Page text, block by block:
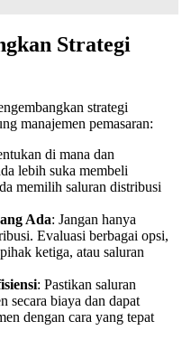
Strategi
strategi
manajemen pemasaran:
di mana dan
lebih suka membeli
memilih saluran distribusi
Ada: Jangan hanya
Evaluasi berbagai opsi,
ketiga, atau saluran
: Pastikan saluran
secara biaya dan dapat
dengan cara yang tepat